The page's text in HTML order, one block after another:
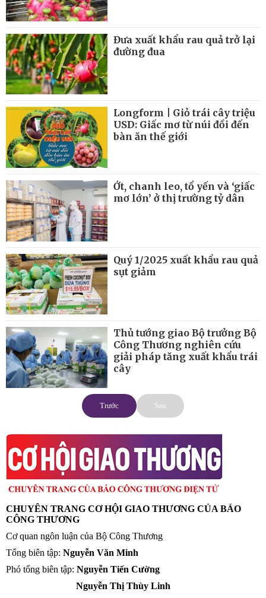
Đưa xuất khẩu rau quả trở lại
đường đua
Longform | Giỏ trái cây triệu
USD: Giấc mơ từ núi đồi đến
bàn ăn thế giới
Ớt, chanh leo, tổ yến và ‘giấc
mơ lớn’ ở thị trường tỷ dân
Quý 1/2025 xuất khẩu rau quả
sụt giảm
Thủ tướng giao Bộ trưởng Bộ
Công Thương nghiên cứu
giải pháp tăng xuất khẩu trái
cây
Trước Sau
CHUYÊN TRANG CƠ HỘI GIAO THƯƠNG CỦA BÁO
CÔNG THƯƠNG
Cơ quan ngôn luận của Bộ Công Thương
Tổng biên tập: Nguyễn Văn Minh
Phó tổng biên tập: Nguyễn Tiến Cường
Nguyễn Thị Thùy Linh